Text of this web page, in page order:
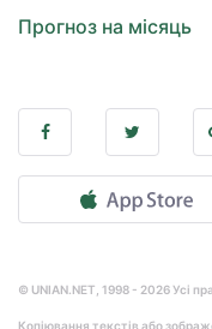
Прогноз на місяць
© UNIAN.NET, 1998 - 2026 Усі
Копіювання текстів або